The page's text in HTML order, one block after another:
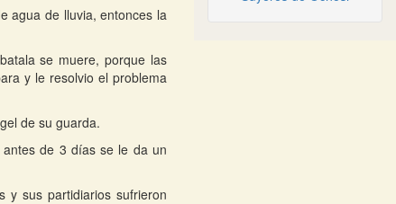
agua de lluvia, entonces la
se muere, porque las
y le resolvio el problema
de su guarda.
de 3 días se le da un
y sus partidiarios sufrieron